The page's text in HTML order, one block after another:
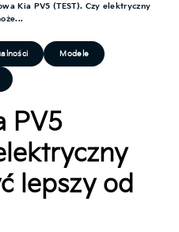
Kia PV5 (TEST). Czy elektryczny
Modele
PV5
lepszy od